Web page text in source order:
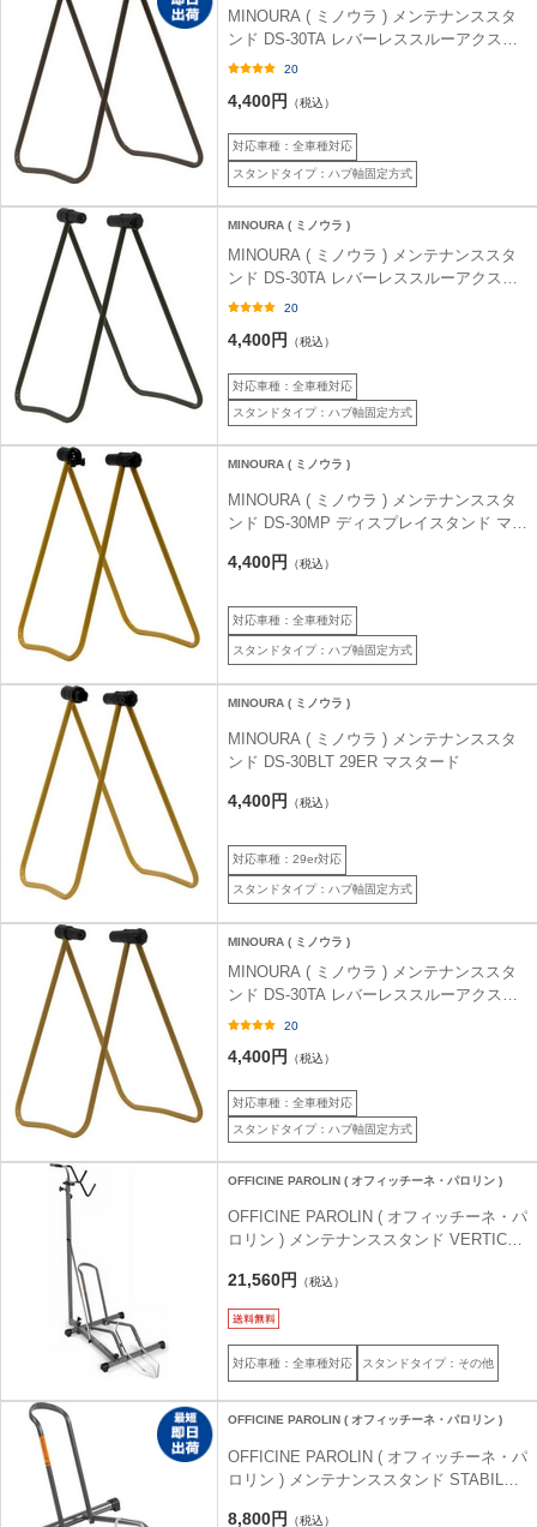
MINOURA ( ミノウラ ) メンテナンススタ
ンド DS-30TA レバーレススルーアクスル
専用スタンド ダークグレー
20
4,400円 （税込）
対応車種：全車種対応
スタンドタイプ：ハブ軸固定方式
MINOURA ( ミノウラ )
MINOURA ( ミノウラ ) メンテナンススタ
ンド DS-30TA レバーレススルーアクスル
専用スタンド アーミーグリーン
20
4,400円 （税込）
対応車種：全車種対応
スタンドタイプ：ハブ軸固定方式
MINOURA ( ミノウラ )
MINOURA ( ミノウラ ) メンテナンススタ
ンド DS-30MP ディスプレイスタンド マス
4,400円 （税込）
対応車種：全車種対応
スタンドタイプ：ハブ軸固定方式
MINOURA ( ミノウラ )
MINOURA ( ミノウラ ) メンテナンススタ
ンド DS-30BLT 29ER マスタード
4,400円 （税込）
対応車種：29er対応
スタンドタイプ：ハブ軸固定方式
MINOURA ( ミノウラ )
MINOURA ( ミノウラ ) メンテナンススタ
ンド DS-30TA レバーレススルーアクスル
専用スタンド マスタード
20
4,400円 （税込）
対応車種：全車種対応
スタンドタイプ：ハブ軸固定方式
OFFICINE PAROLIN ( オフィッチーネ・パロリン )
OFFICINE PAROLIN ( オフィッチーネ・パ
ロリン ) メンテナンススタンド VERTICAL
21,560円 （税込）
対応車種：全車種対応 スタンドタイプ：その他
OFFICINE PAROLIN ( オフィッチーネ・パロリン )
OFFICINE PAROLIN ( オフィッチーネ・パ
ロリン ) メンテナンススタンド STABILUS
8,800円 （税込）